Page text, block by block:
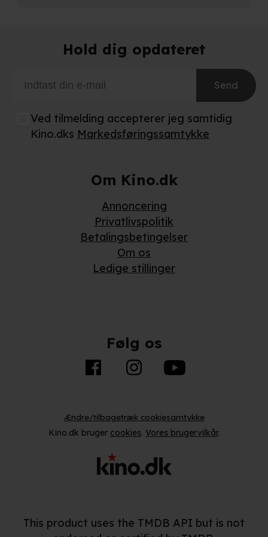
adresse. IP-adressen kan blive delt med vores
Du kan læse mere om vores brug af cookies og
privatlivspolitik ogcookiepolitik
Hold dig opdateret
Send
Ved tilmelding accepterer jeg samtidig
Kino.dks Markedsføringssamtykke
Om Kino.dk
Annoncering
Privatlivspolitik
Betalingsbetingelser
Om os
Ledige stillinger
Følg os
Ændre/tilbagetræk cookiesamtykke
Kino.dk bruger cookies. Vores brugervilkår.
This product uses the TMDB API but is not